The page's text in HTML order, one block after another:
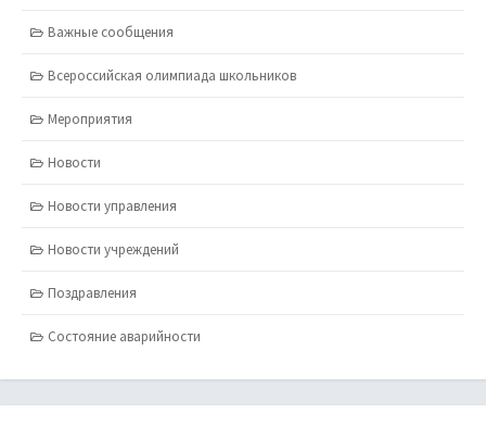
Важные сообщения
Всероссийская олимпиада школьников
Мероприятия
Новости
Новости управления
Новости учреждений
Поздравления
Состояние аварийности